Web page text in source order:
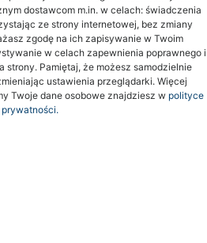
dostawcom m.in. w celach: świadczenia
ze strony internetowej, bez zmiany
zgodę na ich zapisywanie w Twoim
w celach zapewnienia poprawnego i
strony. Pamiętaj, że możesz samodzielnie
ustawienia przeglądarki. Więcej
Twoje dane osobowe znajdziesz w polityce
prywatności.